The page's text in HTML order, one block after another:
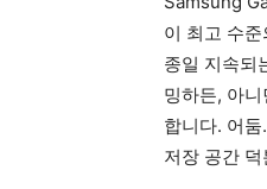
이 최고 수
종일 지속되
밍하든, 아
합니다. 어
저장 공간